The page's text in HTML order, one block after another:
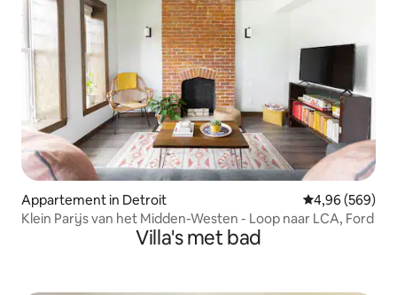
Appartement in Detroit Gemiddelde
4,96 (569)
Klein Parijs van het Midden-Westen - Loop naar LCA, Ford
Villa's met bad